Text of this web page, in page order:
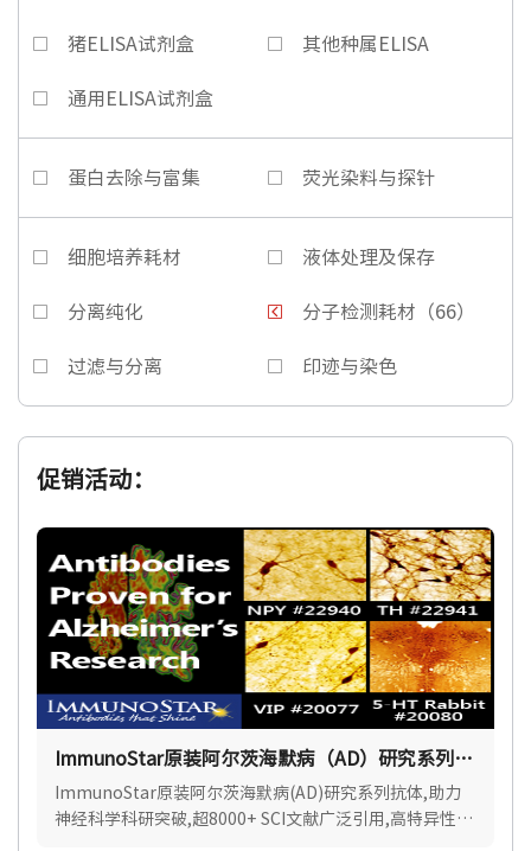
猪ELISA试剂盒 其他种属ELISA
通用ELISA试剂盒
蛋白去除与富集 荧光染料与探针
细胞培养耗材 液体处理及保存
分离纯化 分子检测耗材（66）
过滤与分离 印迹与染色
促销活动：
ImmunoStar原装阿尔茨海默病（AD）研究系列抗
体
ImmunoStar原装阿尔茨海默病(AD)研究系列抗体,助力
神经科学科研突破,超8000+ SCI文献广泛引用,高特异性,